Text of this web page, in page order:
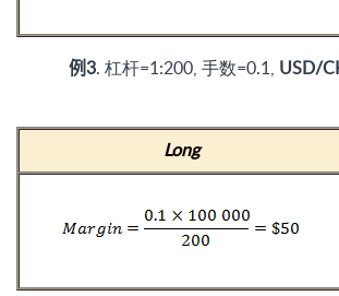
例3. 杠杆=1:200, 手数=0.1, USD/
Long